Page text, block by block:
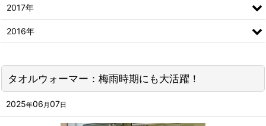
タオルウォーマー：梅雨時期にも大活躍！
2025年06 月07日
2017年
2016年